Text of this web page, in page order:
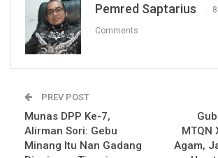
Pemred Saptarius
Comments
PREV POST
Munas DPP Ke-7,
Alirman Sori: Gebu
Minang Itu Nan Gadang
MTQN
Agam,